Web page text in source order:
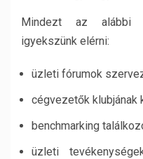
Mindezt az alábbi
igyekszünk elérni:
üzleti fórumok
cégvezetők klubjának
benchmarking
üzleti